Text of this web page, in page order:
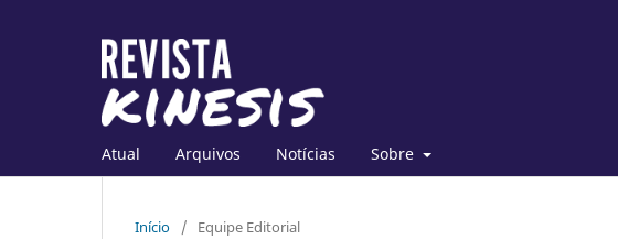
Atual Arquivos Notícias Sobre
Início / Equipe Editorial